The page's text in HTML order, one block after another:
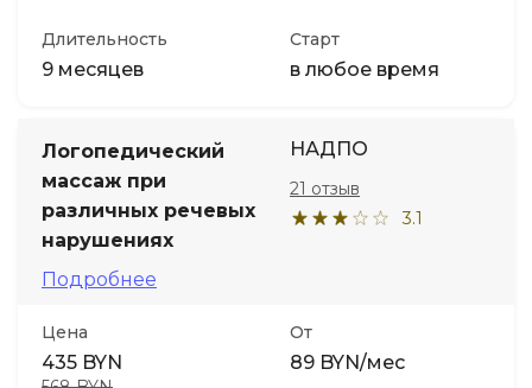
Длительность
9 месяцев
Старт
в любое время
Логопедический
массаж при
различных речевых
нарушениях
Подробнее
НАДПО
3.1
21 отзыв
Цена
435 BYN
От
89 BYN/мес